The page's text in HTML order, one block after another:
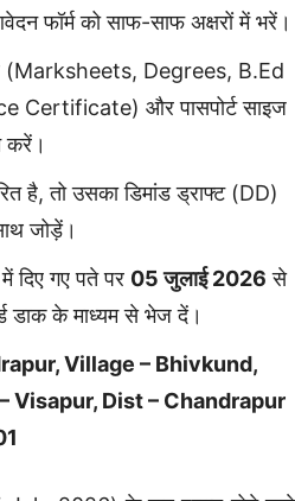
फॉर्म को साफ-साफ अक्षरों में भरें।
(Marksheets, Degrees, B.Ed
Certificate) और पासपोर्ट साइज
करें।
है, तो उसका डिमांड ड्राफ्ट (DD)
जोड़ें।
दिए गए पते पर 05 जुलाई 2026 से
डाक के माध्यम से भेज दें।
Village – Bhivkund,
Visapur, Dist – Chandrapur